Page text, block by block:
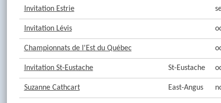
Invitation Estrie
Invitation Lévis
Championnats de l'Est du Québec
Invitation St-Eustache St-Eustache
Suzanne Cathcart East-Angus